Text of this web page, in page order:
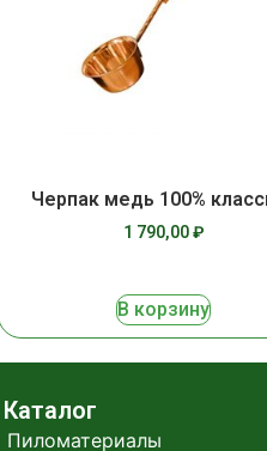
Черпак медь 100%
1 790,00₽
В корзину
Каталог
Пиломатериалы